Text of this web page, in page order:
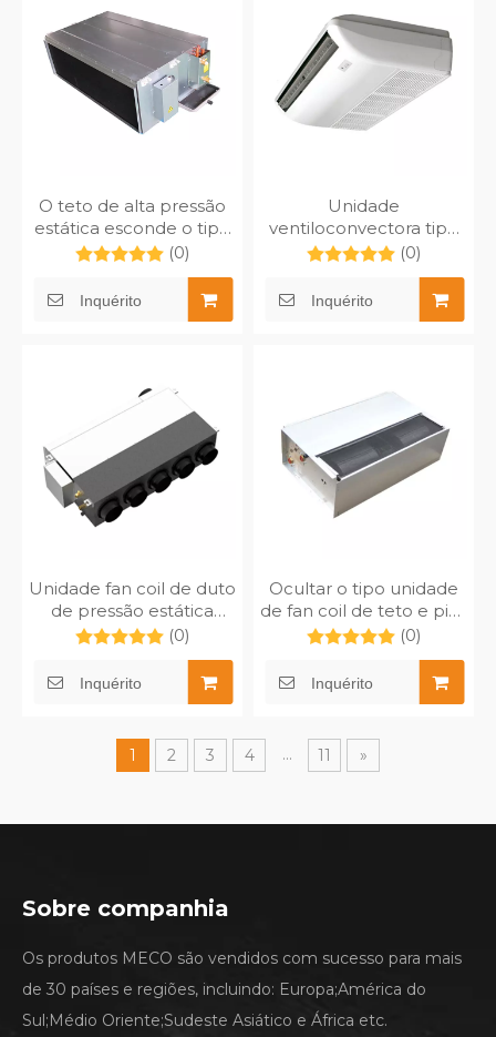
O teto de alta pressão
estática esconde o tipo
unidade de fan coil
MFP-340HAW do duto
(0)
Inquérito
Unidade
ventiloconvectora tipo
montada no teto e no
piso MFP-170ZDM
(0)
Inquérito
Unidade fan coil de duto
de pressão estática
média de
funcionamento
silencioso DC-MFP-
(0)
Inquérito
Ocultar o tipo unidade
de fan coil de teto e piso
MFP-102TA(0)
Inquérito
1 2 3 4 ... 11 »
Sobre companhia
Os produtos MECO são vendidos com sucesso para mais
de 30 países e regiões, incluindo: Europa;América do
Sul;Médio Oriente;Sudeste Asiático e África etc.